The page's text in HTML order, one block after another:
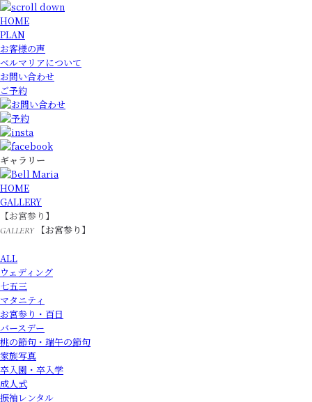
HOME
PLAN
お客様の声
ベルマリアについて
お問い合わせ
ご予約
ギャラリー
HOME
GALLERY
【お宮参り】
GALLERY 【お宮参り】
ALL
ウェディング
七五三
マタニティ
お宮参り・百日
バースデー
桃の節句・端午の節句
家族写真
卒入園・卒入学
成人式
振袖レンタル